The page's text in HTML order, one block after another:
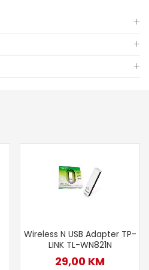
Wireless N USB Adapter TP-
LINK TL-WN821N
29,00 KM